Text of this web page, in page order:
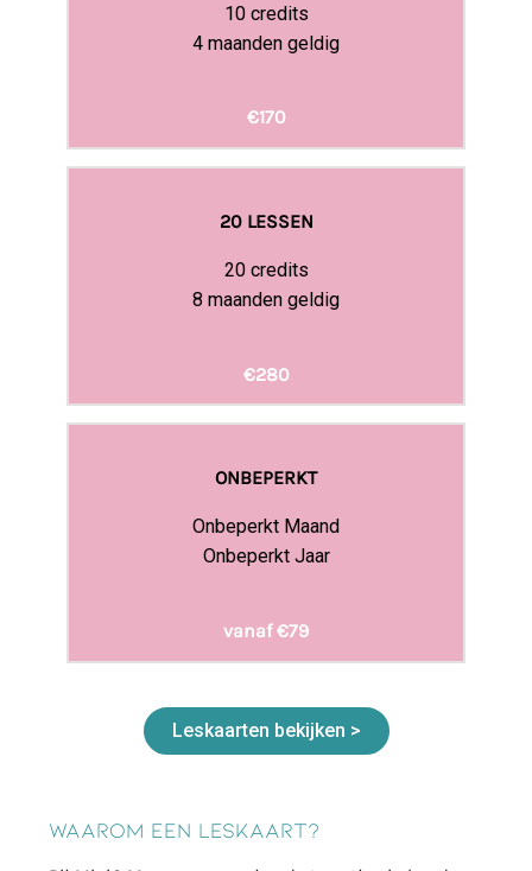
10 credits
4 maanden geldig
€170
20 LESSEN
20 credits
8 maanden geldig
€280
ONBEPERKT
Onbeperkt Maand
Onbeperkt Jaar
vanaf €79
Leskaarten bekijken >
Waarom een leskaart?